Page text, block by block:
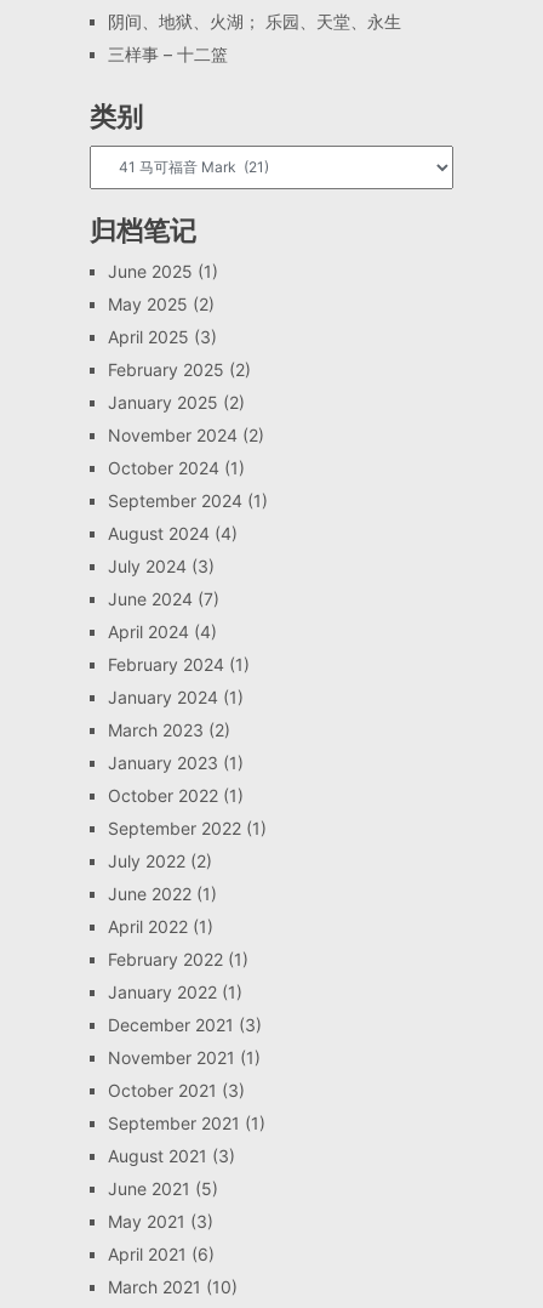
阴间、地狱、火湖； 乐园、天堂、永生
三样事 – 十二篮
类别
归档笔记
June 2025 (1)
May 2025 (2)
April 2025 (3)
February 2025 (2)
January 2025 (2)
November 2024(2)
October 2024(1)
September 2024(1)
August 2024(4)
July 2024(3)
June 2024(7)
April 2024(4)
February 2024(1)
January 2024(1)
March 2023 (2)
January 2023 (1)
October 2022(1)
September 2022(1)
July 2022(2)
June 2022(1)
April 2022(1)
February 2022(1)
January 2022(1)
December 2021 (3)
November 2021 (1)
October 2021 (3)
September 2021 (1)
August 2021 (3)
June 2021 (5)
May 2021 (3)
April 2021 (6)
March 2021 (10)